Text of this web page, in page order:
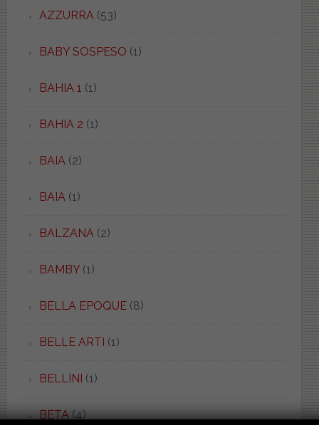
AZZURRA(53)
BABY SOSPESO (1)
BAHIA 1 (1)
BAHIA 2 (1)
BAIA(2)
BAIA(1)
BALZANA(2)
BAMBY(1)
BELLA EPOQUE(8)
BELLE ARTI (1)
BELLINI (1)
BETA(4)